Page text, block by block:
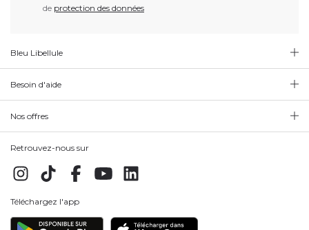
de protection des données
Bleu Libellule
Besoin d'aide
Nos offres
Retrouvez-nous sur
Téléchargez l'app